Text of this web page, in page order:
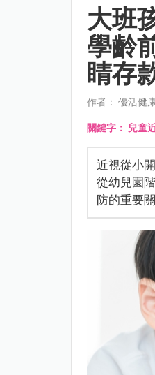
大班
學齡
睛存
作者： 優活健
關鍵字： 兒童
近視從小
從幼兒園
防的重要關